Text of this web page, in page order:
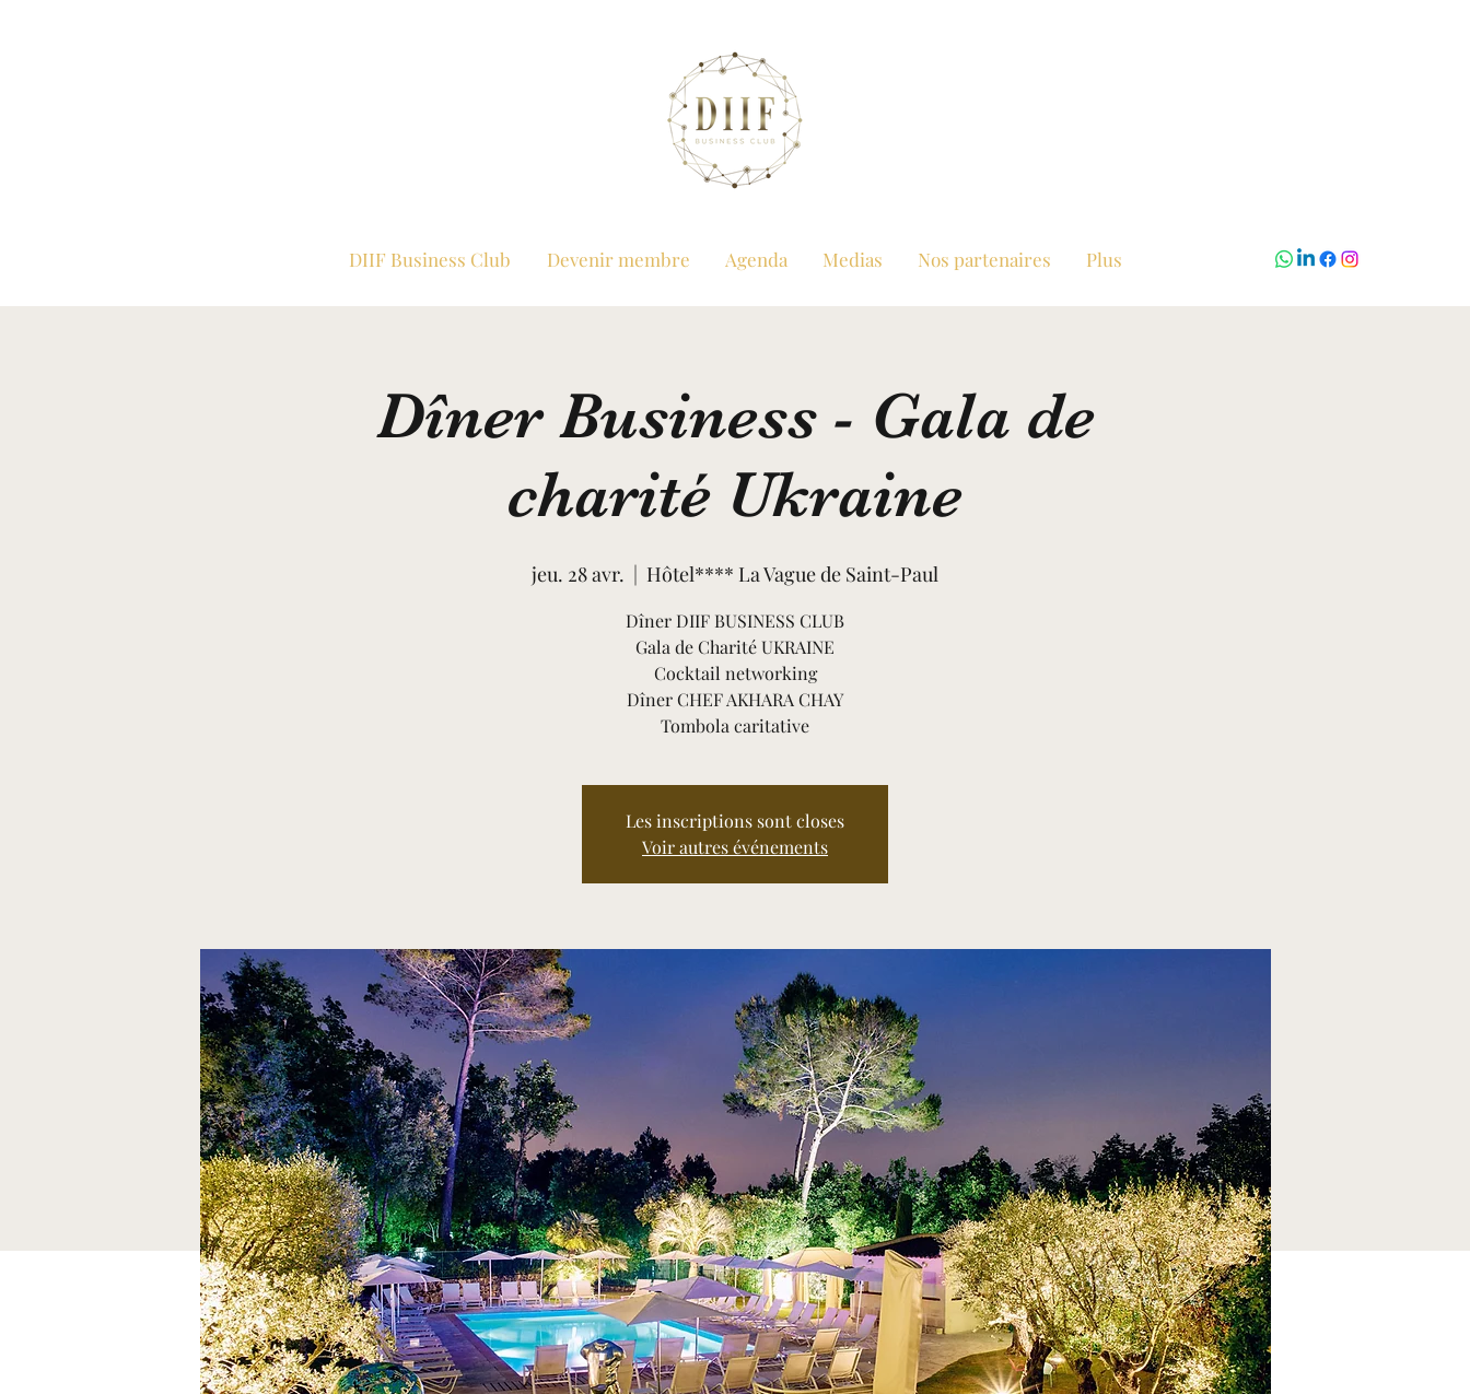
DIIF Business Club Devenir membre Agenda Medias Nos partenaires Plus
Dîner Business - Gala de
charité Ukraine
jeu. 28 avr.
  |
Hôtel**** La Vague de Saint-Paul
Dîner DIIF BUSINESS CLUB
Gala de Charité UKRAINE
Cocktail networking
Dîner CHEF AKHARA CHAY
Tombola caritative
Les inscriptions sont closes
Voir autres événements